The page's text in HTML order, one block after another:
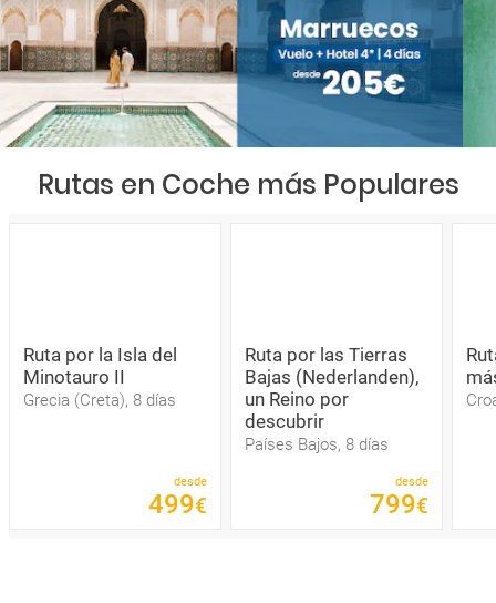
Rutas en Coche más Populares
Ruta por la Isla del
Minotauro II
Grecia (Creta), 8 días
desde
499€
Ruta por las Tierras
Bajas (Nederlanden),
un Reino por
descubrir
Países Bajos, 8 días
desde
799€